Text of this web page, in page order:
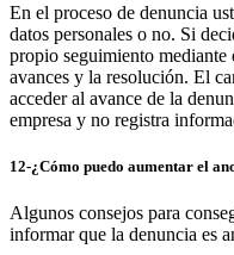
En el proceso de denuncia
datos personales o no. Si
propio seguimiento mediante
avances y la resolución. El
acceder al avance de la
empresa y no registra
12-¿Cómo puedo aumentar el
Algunos consejos para
informar que la denuncia es